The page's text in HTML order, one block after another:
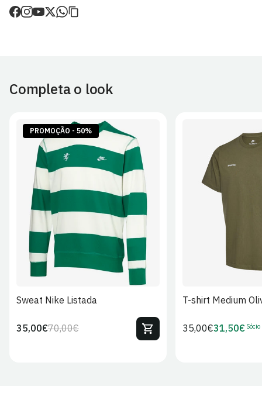
de envio.
Artigos personalizados não podem ser devolvidos.
de EnvioeDevoluções
Completa o look
PROMOÇÃO - 50%
S XL 2XL
Sweat Nike Listada
Preço
70,00€Preço
35,00€
T-shirt Medium
Preço
35,00€Preço
31,50€ Sócio